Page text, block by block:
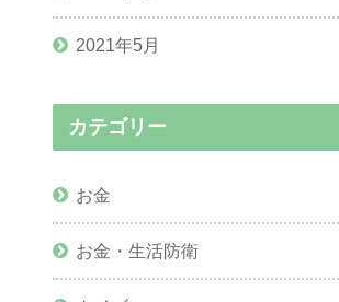
2021年5月
カテゴリー
お金
お金・生活防衛